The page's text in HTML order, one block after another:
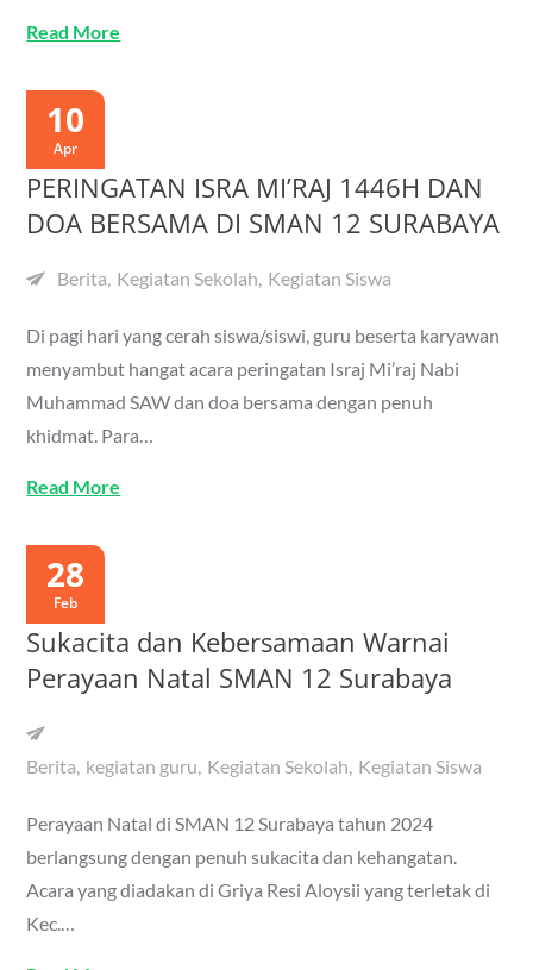
Read More
10
Apr
PERINGATAN ISRA MI’RAJ 1446H DAN
DOA BERSAMA DI SMAN 12 SURABAYA
Berita Kegiatan Sekolah Kegiatan Siswa
Di pagi hari yang cerah siswa/siswi, guru beserta karyawan
menyambut hangat acara peringatan Israj Mi’raj Nabi
Muhammad SAW dan doa bersama dengan penuh
khidmat. Para…
Read More
28
Feb
Sukacita dan Kebersamaan Warnai
Perayaan Natal SMAN 12 Surabaya
Berita kegiatan guru Kegiatan Sekolah Kegiatan Siswa
Perayaan Natal di SMAN 12 Surabaya tahun 2024
berlangsung dengan penuh sukacita dan kehangatan.
Acara yang diadakan di Griya Resi Aloysii yang terletak di
Kec.…